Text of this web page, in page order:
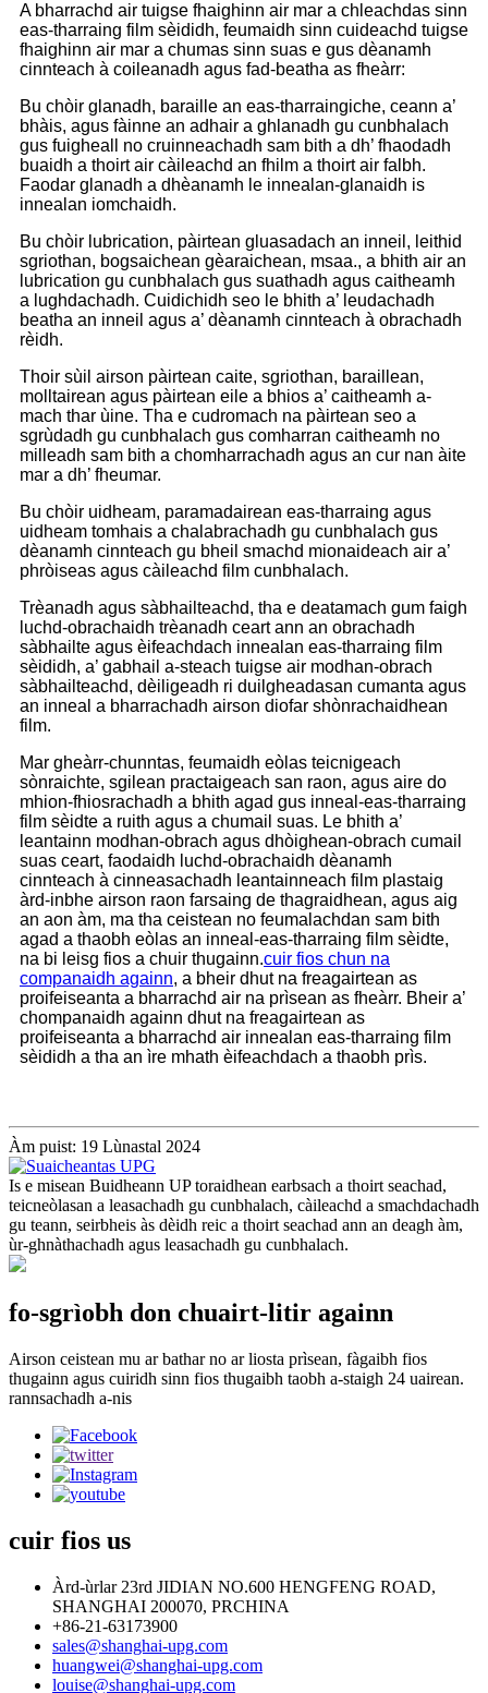
A bharrachd air tuigse fhaighinn air mar a chleachdas sinn
eas-tharraing film sèididh, feumaidh sinn cuideachd tuigse
fhaighinn air mar a chumas sinn suas e gus dèanamh
cinnteach à coileanadh agus fad-beatha as fheàrr:
Bu chòir glanadh, baraille an eas-tharraingiche, ceann a’
bhàis, agus fàinne an adhair a ghlanadh gu cunbhalach
gus fuigheall no cruinneachadh sam bith a dh’ fhaodadh
buaidh a thoirt air càileachd an fhilm a thoirt air falbh.
Faodar glanadh a dhèanamh le innealan-glanaidh is
innealan iomchaidh.
Bu chòir lubrication, pàirtean gluasadach an inneil, leithid
sgriothan, bogsaichean gèaraichean, msaa., a bhith air an
lubrication gu cunbhalach gus suathadh agus caitheamh
a lughdachadh. Cuidichidh seo le bhith a’ leudachadh
beatha an inneil agus a’ dèanamh cinnteach à obrachadh
rèidh.
Thoir sùil airson pàirtean caite, sgriothan, baraillean,
molltairean agus pàirtean eile a bhios a’ caitheamh a-
mach thar ùine. Tha e cudromach na pàirtean seo a
sgrùdadh gu cunbhalach gus comharran caitheamh no
milleadh sam bith a chomharrachadh agus an cur nan àite
mar a dh’ fheumar.
Bu chòir uidheam, paramadairean eas-tharraing agus
uidheam tomhais a chalabrachadh gu cunbhalach gus
dèanamh cinnteach gu bheil smachd mionaideach air a’
phròiseas agus càileachd film cunbhalach.
Trèanadh agus sàbhailteachd, tha e deatamach gum faigh
luchd-obrachaidh trèanadh ceart ann an obrachadh
sàbhailte agus èifeachdach innealan eas-tharraing film
sèididh, a’ gabhail a-steach tuigse air modhan-obrach
sàbhailteachd, dèiligeadh ri duilgheadasan cumanta agus
an inneal a bharrachadh airson diofar shònrachaidhean
film.
Mar gheàrr-chunntas, feumaidh eòlas teicnigeach
sònraichte, sgilean practaigeach san raon, agus aire do
mhion-fhiosrachadh a bhith agad gus inneal-eas-tharraing
film sèidte a ruith agus a chumail suas. Le bhith a’
leantainn modhan-obrach agus dhòighean-obrach cumail
suas ceart, faodaidh luchd-obrachaidh dèanamh
cinnteach à cinneasachadh leantainneach film plastaig
àrd-inbhe airson raon farsaing de thagraidhean, agus aig
an aon àm, ma tha ceistean no feumalachdan sam bith
agad a thaobh eòlas an inneal-eas-tharraing film sèidte,
na bi leisg fios a chuir thugainn.cuir fios chun na
companaidh againn, a bheir dhut na freagairtean as
proifeiseanta a bharrachd air na prìsean as fheàrr. Bheir a’
chompanaidh againn dhut na freagairtean as
proifeiseanta a bharrachd air innealan eas-tharraing film
sèididh a tha an ìre mhath èifeachdach a thaobh prìs.
Àm puist: 19 Lùnastal 2024
Is e misean Buidheann UP toraidhean earbsach a thoirt seachad,
teicneòlasan a leasachadh gu cunbhalach, càileachd a smachdachadh
gu teann, seirbheis às dèidh reic a thoirt seachad ann an deagh àm,
ùr-ghnàthachadh agus leasachadh gu cunbhalach.
fo-sgrìobh don chuairt-litir againn
Airson ceistean mu ar bathar no ar liosta prìsean, fàgaibh fios
thugainn agus cuiridh sinn fios thugaibh taobh a-staigh 24 uairean.
rannsachadh a-nis
cuir fios us
Àrd-ùrlar 23rd JIDIAN NO.600 HENGFENG ROAD,
SHANGHAI 200070, PRCHINA
+86-21-63173900
sales@shanghai-upg.com
huangwei@shanghai-upg.com
louise@shanghai-upg.com